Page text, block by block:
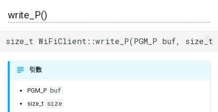
write_P()
size_t WiFiClient::write_P(PGM_P buf,
引数
PGM_P buf
size_t size